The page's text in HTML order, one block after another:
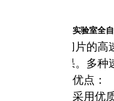
实验室全
刀片的
果。多
优点：
采用优